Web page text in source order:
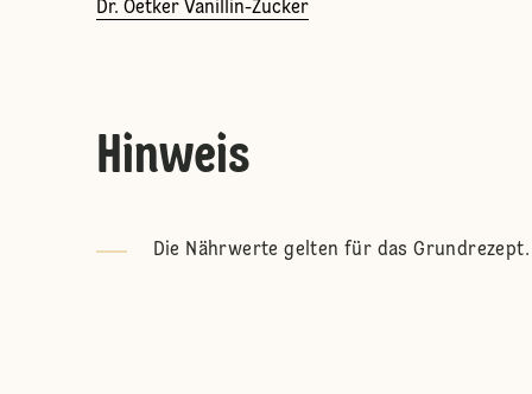
Dr. Oetker Vanillin-Zucker
Hinweis
Die Nährwerte gelten für das Grundrezept.